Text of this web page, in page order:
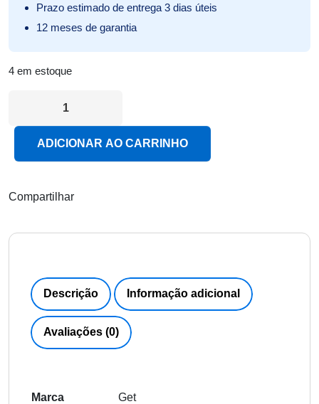
Prazo estimado de entrega 3 dias úteis
12 meses de garantia
4 em estoque
ADICIONAR AO CARRINHO
Compartilhar
Descrição Informação adicional
Avaliações (0)
Marca
Get